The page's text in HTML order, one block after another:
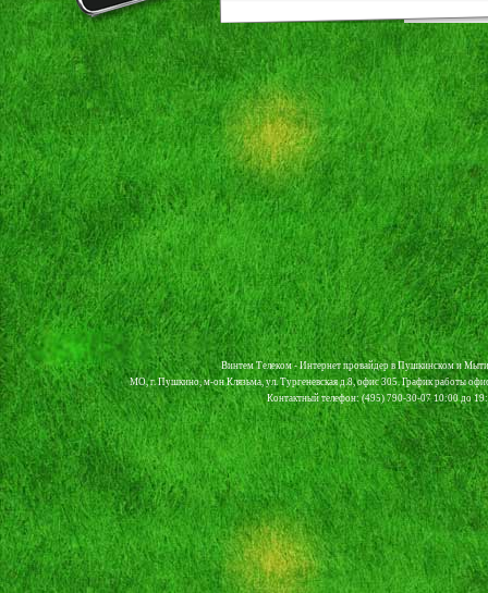
Винтем Телеком - Интернет провайдер в Пушкинском и
МО, г. Пушкино, м-он Клязьма, ул. Тургеневская д.8, офис 305. График работы
Контактный телефон: (495) 790-30-07 10:00 до